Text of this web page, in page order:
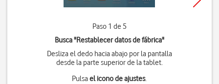
Paso 1 de 5
Busca "Restablecer datos de fábrica"
Desliza el dedo hacia abajo por la pantalla
desde la parte superior de la tablet.
Pulsael icono de ajustes.